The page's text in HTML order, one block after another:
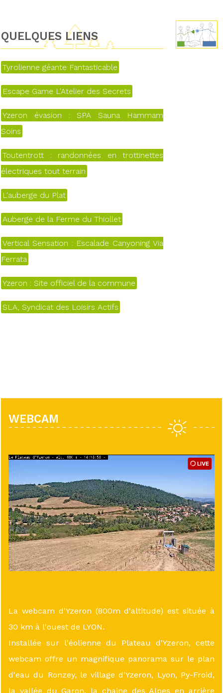
QUELQUES LIENS
Tyrolienne géante Fantasticable
Escape Game L'Atelier des Secrets
Yzeron évasion : SPA Sauna Hammam
Soins
Toutentrott : randonnées en trottinettes
électriques tout terrain
L'auberge du Plat
Auberge de la Ferme du Thiollet
Vertical Sensation : Escalade Canyoning Via
Ferrata
Yzeron : Site officiel de la commune
SLA, Syndicat des Loisirs Actifs
WEBCAM
La webcam d'Yzeron (800m d'altitude) est située à
30 km à l'ouest de LYON.
Installée sur l'éolienne du Plateau d'Yzeron, cette
webcam offre un magnifique panorama sur le plan
d'eau du Ronzey, le village d'Yzeron, Lyon, Py-Froid,
la vallée du Garon, la chaine des Alpes en arrière